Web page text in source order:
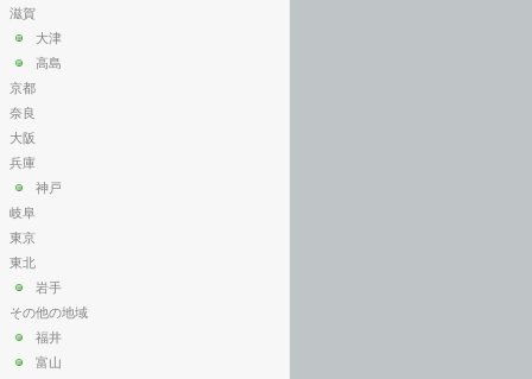
滋賀
大津
高島
京都
奈良
大阪
兵庫
神戸
岐阜
東京
東北
岩手
その他の地域
福井
富山